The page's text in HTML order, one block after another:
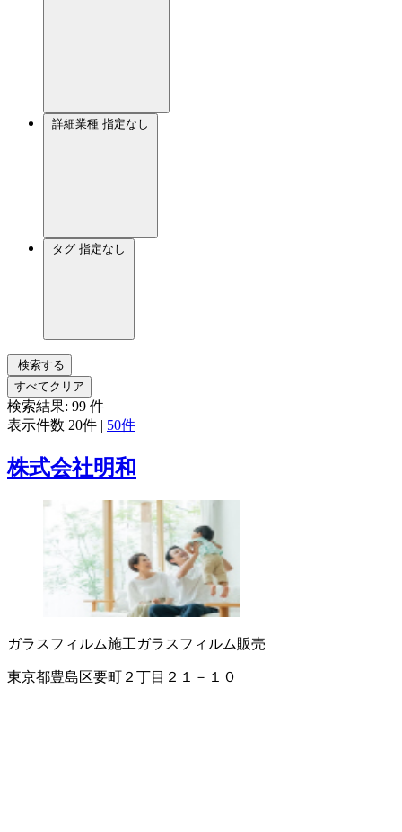
詳細業種 指定なし
タグ 指定なし
検索する
すべてクリア
検索結果: 99 件
表示件数 20件 | 50件
株式会社明和
ガラスフィルム施工ガラスフィルム販売
東京都豊島区要町２丁目２１－１０